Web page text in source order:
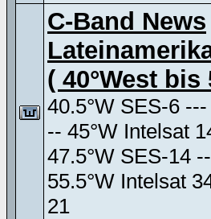
C-Band News
( 40°West bis
40.5°W SES-6
-- 45°W Intelsat
47.5°W SES-14
55.5°W Intelsat
21